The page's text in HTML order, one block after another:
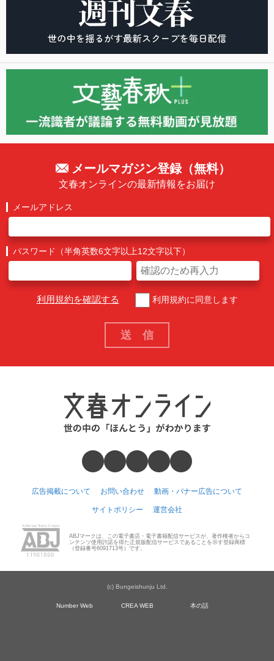
メールマガジン登録（無料）
文春オンラインの最新情報をお届け
メールアドレス
パスワード（半角英数6文字以上12文字以下）
利用規約を確認する 利用規約に同意します
広告掲載について お問い合わせ 動画・バナー広告について
サイトポリシー 運営会社
ABJマークは、この電子書店・電子書籍配信サービスが、著作権者からコ
ンテンツ使用許諾を得た正規版配信サービスであることを示す登録商標
（登録番号6091713号）です。
(c) Bungeishunju Ltd.
Number Web CREA WEB 本の話